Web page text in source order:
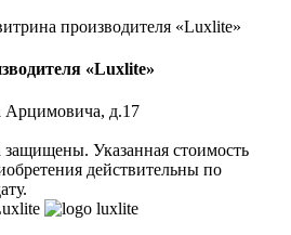
производителя «Luxlite»
«Luxlite»
Арцимовича, д.17
Указанная стоимость
действительны по